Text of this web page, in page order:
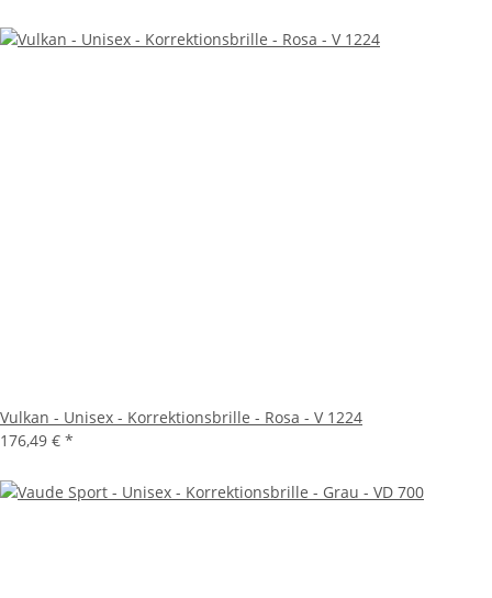
Vulkan - Unisex - Korrektionsbrille - Rosa - V 1224
176,49 € *